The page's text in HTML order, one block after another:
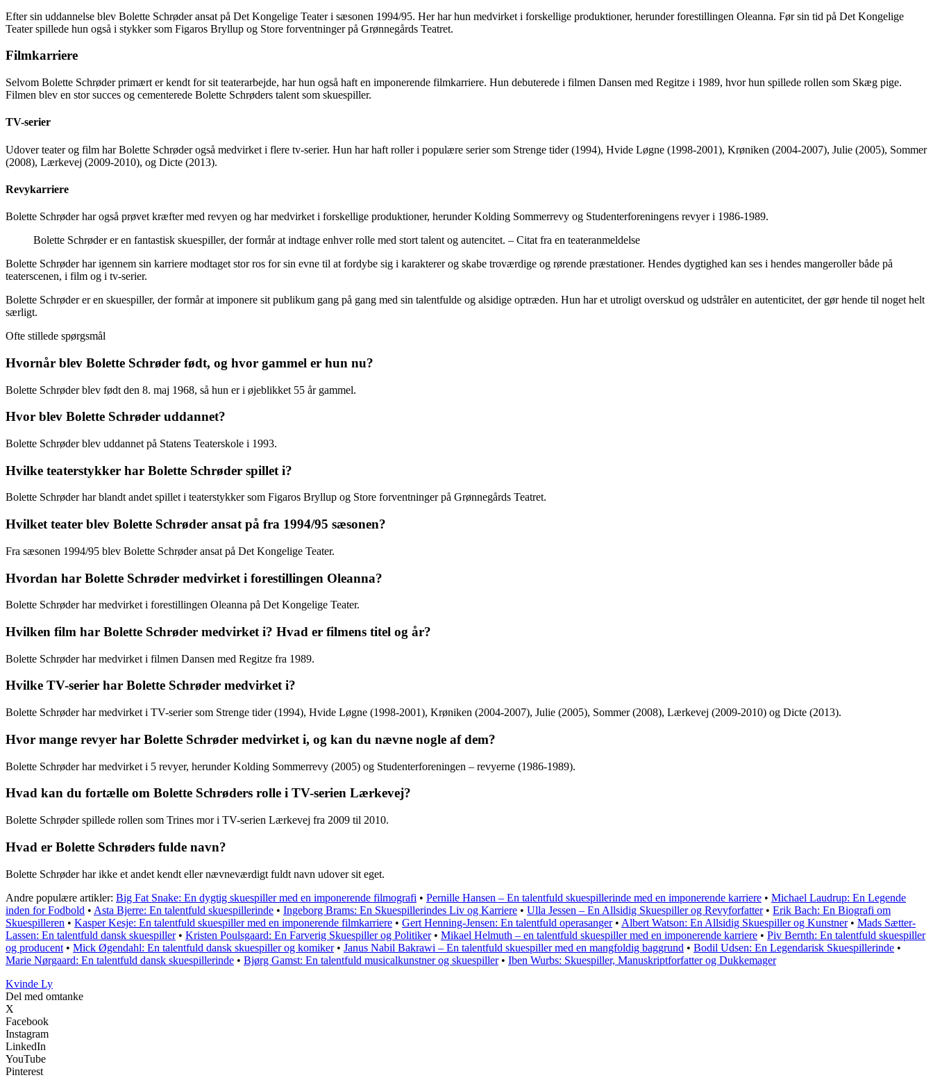
Efter sin uddannelse blev Bolette Schrøder ansat på Det Kongelige Teater i sæsonen 1994/95. Her har hun medvirket i forskellige produktioner, herunder forestillingen Oleanna. Før sin tid på Det Kongelige
Teater spillede hun også i stykker som Figaros Bryllup og Store forventninger på Grønnegårds Teatret.
Filmkarriere
Selvom Bolette Schrøder primært er kendt for sit teaterarbejde, har hun også haft en imponerende filmkarriere. Hun debuterede i filmen Dansen med Regitze i 1989, hvor hun spillede rollen som Skæg pige.
Filmen blev en stor succes og cementerede Bolette Schrøders talent som skuespiller.
TV-serier
Udover teater og film har Bolette Schrøder også medvirket i flere tv-serier. Hun har haft roller i populære serier som Strenge tider (1994), Hvide Løgne (1998-2001), Krøniken (2004-2007), Julie (2005), Sommer
(2008), Lærkevej (2009-2010), og Dicte (2013).
Revykarriere
Bolette Schrøder har også prøvet kræfter med revyen og har medvirket i forskellige produktioner, herunder Kolding Sommerrevy og Studenterforeningens revyer i 1986-1989.
Bolette Schrøder er en fantastisk skuespiller, der formår at indtage enhver rolle med stort talent og autencitet. – Citat fra en teateranmeldelse
Bolette Schrøder har igennem sin karriere modtaget stor ros for sin evne til at fordybe sig i karakterer og skabe troværdige og rørende præstationer. Hendes dygtighed kan ses i hendes mangeroller både på
teaterscenen, i film og i tv-serier.
Bolette Schrøder er en skuespiller, der formår at imponere sit publikum gang på gang med sin talentfulde og alsidige optræden. Hun har et utroligt overskud og udstråler en autenticitet, der gør hende til noget helt
særligt.
Ofte stillede spørgsmål
Hvornår blev Bolette Schrøder født, og hvor gammel er hun nu?
Bolette Schrøder blev født den 8. maj 1968, så hun er i øjeblikket 55 år gammel.
Hvor blev Bolette Schrøder uddannet?
Bolette Schrøder blev uddannet på Statens Teaterskole i 1993.
Hvilke teaterstykker har Bolette Schrøder spillet i?
Bolette Schrøder har blandt andet spillet i teaterstykker som Figaros Bryllup og Store forventninger på Grønnegårds Teatret.
Hvilket teater blev Bolette Schrøder ansat på fra 1994/95 sæsonen?
Fra sæsonen 1994/95 blev Bolette Schrøder ansat på Det Kongelige Teater.
Hvordan har Bolette Schrøder medvirket i forestillingen Oleanna?
Bolette Schrøder har medvirket i forestillingen Oleanna på Det Kongelige Teater.
Hvilken film har Bolette Schrøder medvirket i? Hvad er filmens titel og år?
Bolette Schrøder har medvirket i filmen Dansen med Regitze fra 1989.
Hvilke TV-serier har Bolette Schrøder medvirket i?
Bolette Schrøder har medvirket i TV-serier som Strenge tider (1994), Hvide Løgne (1998-2001), Krøniken (2004-2007), Julie (2005), Sommer (2008), Lærkevej (2009-2010) og Dicte (2013).
Hvor mange revyer har Bolette Schrøder medvirket i, og kan du nævne nogle af dem?
Bolette Schrøder har medvirket i 5 revyer, herunder Kolding Sommerrevy (2005) og Studenterforeningen – revyerne (1986-1989).
Hvad kan du fortælle om Bolette Schrøders rolle i TV-serien Lærkevej?
Bolette Schrøder spillede rollen som Trines mor i TV-serien Lærkevej fra 2009 til 2010.
Hvad er Bolette Schrøders fulde navn?
Bolette Schrøder har ikke et andet kendt eller nævneværdigt fuldt navn udover sit eget.
Andre populære artikler: Big Fat Snake: En dygtig skuespiller med en imponerende filmografi • Pernille Hansen – En talentfuld skuespillerinde med en imponerende karriere • Michael Laudrup: En Legende
inden for Fodbold • Asta Bjerre: En talentfuld skuespillerinde • Ingeborg Brams: En Skuespillerindes Liv og Karriere • Ulla Jessen – En Allsidig Skuespiller og Revyforfatter• Erik Bach: En Biografi om
Skuespilleren • Kasper Kesje: En talentfuld skuespiller med en imponerende filmkarriere • Gert Henning-Jensen: En talentfuld operasanger• Albert Watson: En Allsidig Skuespiller og Kunstner• Mads Sætter-
Lassen: En talentfuld dansk skuespiller• Kristen Poulsgaard: En Farverig Skuespiller og Politiker• Mikael Helmuth – en talentfuld skuespiller med en imponerende karriere • Piv Bernth: En talentfuld skuespiller
og producent • Mick Øgendahl: En talentfuld dansk skuespiller og komiker• Janus Nabil Bakrawi – En talentfuld skuespiller med en mangfoldig baggrund • Bodil Udsen: En Legendarisk Skuespillerinde •
Marie Nørgaard: En talentfuld dansk skuespillerinde • Bjørg Gamst: En talentfuld musicalkunstner og skuespiller• Iben Wurbs: Skuespiller, Manuskriptforfatter og Dukkemager
Kvinde Ly
Del med omtanke
X
Facebook
Instagram
LinkedIn
YouTube
Pinterest